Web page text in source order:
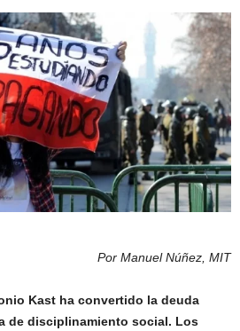
Por Manuel Núñez, MIT
Kast ha convertido la deuda
de disciplinamiento social. Los